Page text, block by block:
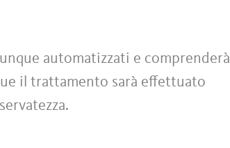
automatizzati e comprenderà
il trattamento sarà effettuato